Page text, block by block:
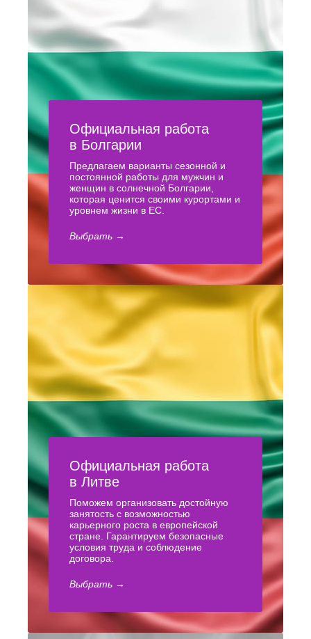
Официальная работа
в Болгарии
Предлагаем варианты сезонной и
постоянной работы для мужчин и
женщин в солнечной Болгарии,
которая ценится своими курортами и
уровнем жизни в ЕС.
Выбрать →
Официальная работа
в Литве
Поможем организовать достойную
занятость с возможностью
карьерного роста в европейской
стране. Гарантируем безопасные
условия труда и соблюдение
договора.
Выбрать →